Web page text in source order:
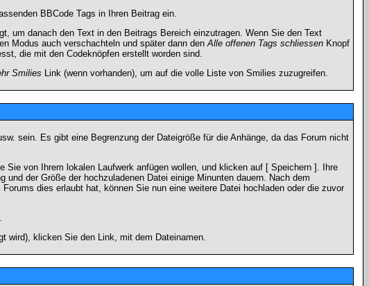
BBCode Tags in Ihren Beitrag ein.
um danach den Text in den Beitrags Bereich einzutragen. Wenn Sie den Text
Modus auch verschachteln und später dann denAlle offenen Tags schliessenKnopf
die mit den Codeknöpfen erstellt worden sind.
Smilies Link (wenn vorhanden), um auf die volle Liste von Smilies zuzugreifen.
sein. Es gibt eine Begrenzung der Dateigröße für die Anhänge, da das Forum nicht
von Ihrem lokalen Laufwerk anfügen wollen, und klicken auf [ Speichern ]. Ihre
der Größe der hochzuladenen Datei einige Minunten dauern. Nach dem
dies erlaubt hat, können Sie nun eine weitere Datei hochladen oder die zuvor
wird), klicken Sie den Link, mit dem Dateinamen.